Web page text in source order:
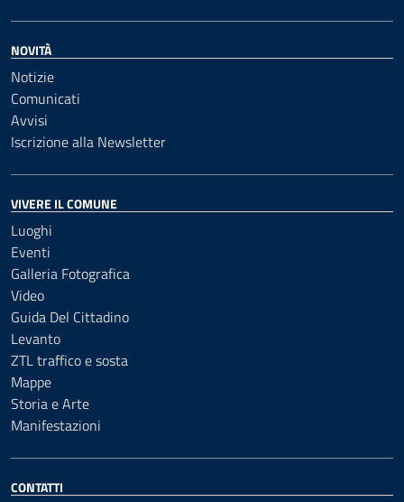
NOVITÀ
Notizie
Comunicati
Avvisi
Iscrizione alla Newsletter
VIVERE IL COMUNE
Luoghi
Eventi
Galleria Fotografica
Video
Guida Del Cittadino
Levanto
ZTL traffico e sosta
Mappe
Storia e Arte
Manifestazioni
CONTATTI